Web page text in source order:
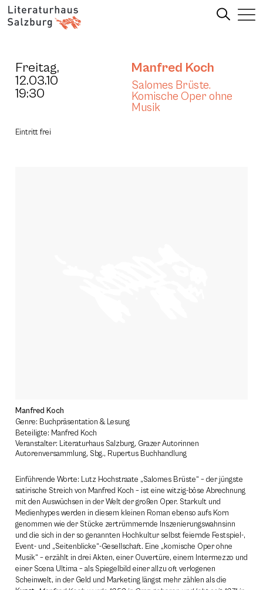
Freitag,
12.03.10
19:30
Manfred Koch
Salomes Brüste.
Komische Oper ohne
Musik
Eintritt frei
Manfred Koch
Genre: Buchpräsentation & Lesung
Beteiligte: Manfred Koch
Veranstalter: Literaturhaus Salzburg, Grazer Autorinnen
Autorenversammlung, Sbg., Rupertus Buchhandlung
Einführende Worte: Lutz Hochstraate „Salomes Brüste“ – der jüngste
satirische Streich von Manfred Koch – ist eine witzig-böse Abrechnung
mit den Auswüchsen in der Welt der großen Oper. Starkult und
Medienhypes werden in diesem kleinen Roman ebenso aufs Korn
genommen wie der Stücke zertrümmernde Inszenierungswahnsinn
und die sich in der so genannten Hochkultur selbst feiernde Festspiel-,
Event- und „Seitenblicke“-Gesellschaft. Eine „komische Oper ohne
Musik“ – erzählt in drei Akten, einer Ouvertüre, einem Intermezzo und
einer Scena Ultima – als Spiegelbild einer allzu oft verlogenen
Scheinwelt, in der Geld und Marketing längst mehr zählen als die